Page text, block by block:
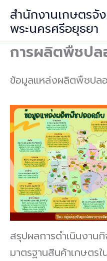
content
สำนักงานเกษตรจั
พระนครศรีอยุธยา
การผลิตพืชปล
ข้อมูลแหล่งผลิตพืชปล
สรุปผลการดำเนินงา
มาตรฐานสินค้าเกษตร